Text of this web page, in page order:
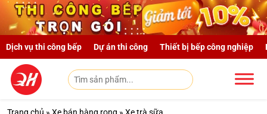
Skip to main content
Dịch vụ thi công bếp Dự án thi công Thiết bị bếp công nghiệp